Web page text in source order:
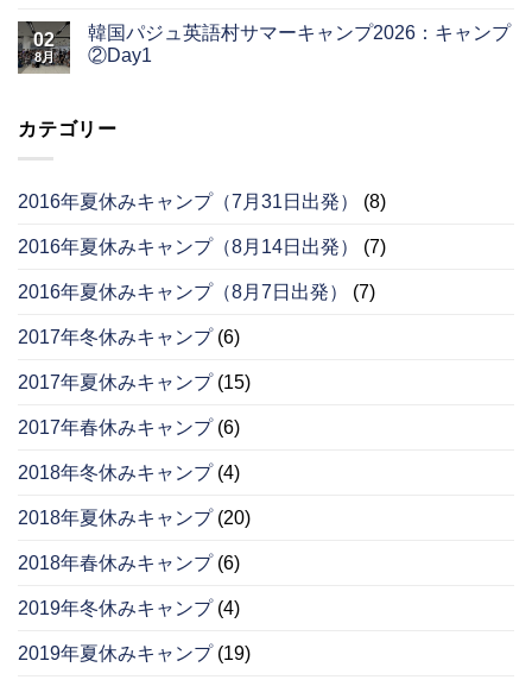
02
8月
韓国パジュ英語村サマーキャンプ2026：キャンプ
②Day1
カテゴリー
2016年夏休みキャンプ（7月31日出発） (8)
2016年夏休みキャンプ（8月14日出発） (7)
2016年夏休みキャンプ（8月7日出発） (7)
2017年冬休みキャンプ(6)
2017年夏休みキャンプ(15)
2017年春休みキャンプ(6)
2018年冬休みキャンプ(4)
2018年夏休みキャンプ(20)
2018年春休みキャンプ(6)
2019年冬休みキャンプ(4)
2019年夏休みキャンプ(19)